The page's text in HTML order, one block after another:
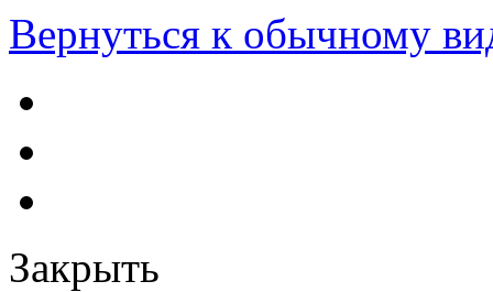
Вернуться к обычному
Закрыть